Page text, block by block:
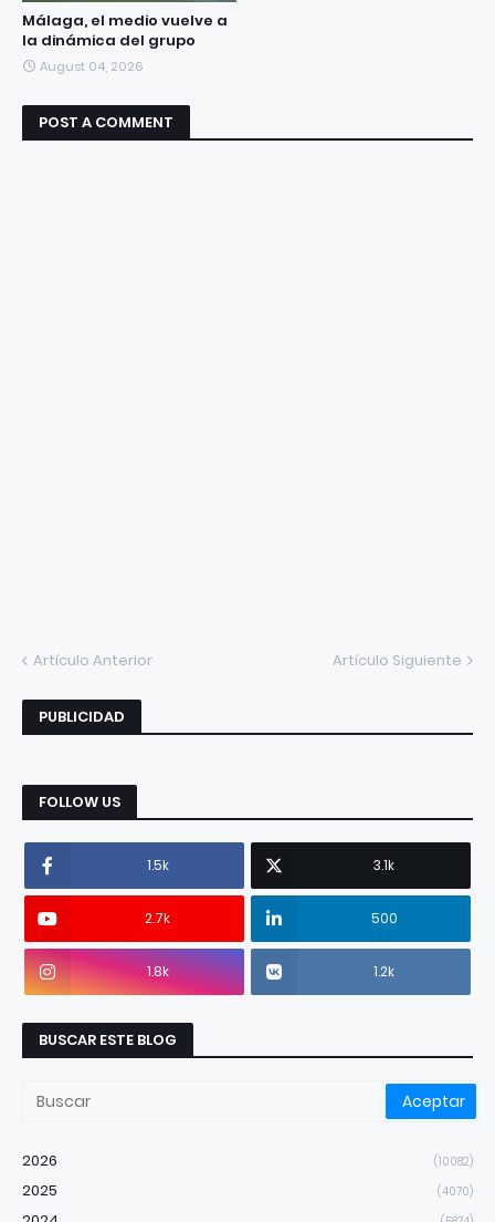
Málaga, el medio vuelve a
la dinámica del grupo
August 04, 2026
POST A COMMENT
Artículo Anterior Artículo Siguiente
PUBLICIDAD
FOLLOW US
1.5k 3.1k
2.7k 500
1.8k 1.2k
BUSCAR ESTE BLOG
2026 (10082)
2025 (4070)